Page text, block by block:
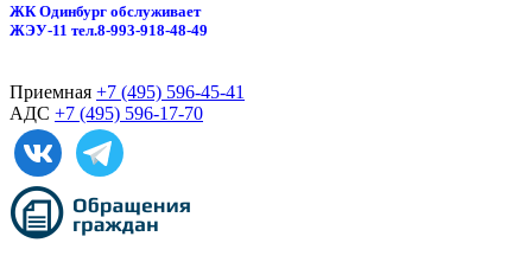
ЖК Одинбург обслуживает
ЖЭУ-11 тел.8-993-918-48-49
Приемная +7 (495) 596-45-41
АДС +7 (495) 596-17-70